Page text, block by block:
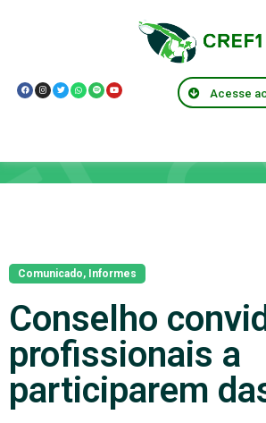
Acesse
Comunicado, Informes
Conselho
profissionais a
participarem